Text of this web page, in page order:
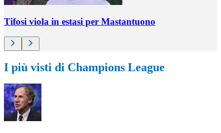
Tifosi viola in estasi per Mastantuono
I più visti di Champions League